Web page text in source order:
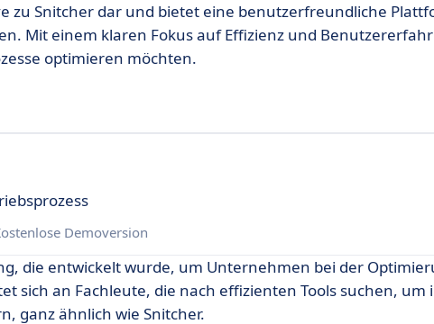
zu Snitcher dar und bietet eine benutzerfreundliche
Mit einem klaren Fokus auf Effizienz und
optimieren möchten.
Demoversion
die entwickelt wurde, um Unternehmen bei der
sich an Fachleute, die nach effizienten Tools suchen, um
ganz ähnlich wie Snitcher.